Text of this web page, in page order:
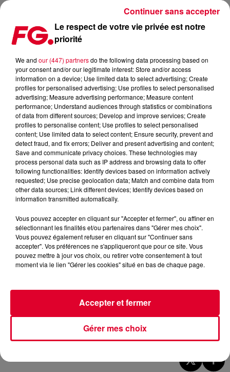
LA MUSIC STORY DU JOUR : CHRIS LAKE
Publié : 17 juillet 2025 à 11h45 par Christophe HUBERT
Le respect de votre vie privée est notre
priorité
We and our (447) partnersdo the following data processing based on
your consent and/or our legitimate interest: Store and/or access
information on a device; Use limited data to select advertising; Create
profiles for personalised advertising; Use profiles to select personalised
advertising; Measure advertising performance; Measure content
performance; Understand audiences through statistics or combinations
of data from different sources; Develop and improve services; Create
profiles to personalise content; Use profiles to select personalised
content; Use limited data to select content; Ensure security, prevent and
detect fraud, and fix errors; Deliver and present advertising and content;
Save and communicate privacy choices. These technologies may
process personal data such as IP address and browsing data to offer
following functionalities: Identify devices based on information actively
requested; Use precise geolocation data; Match and combine data from
other data sources; Link different devices; Identify devices based on
information transmitted automatically.
Vous pouvez accepter en cliquant sur "Accepter et fermer", ou affiner en
sélectionnant les finalités et/ou partenaires dans "Gérer mes choix".
Vous pouvez également refuser en cliquant sur "Continuer sans
accepter". Vos préférences ne s'appliqueront que pour ce site. Vous
pouvez mettre à jour vos choix, ou retirer votre consentement à tout
moment via le lien "Gérer les cookies" situé en bas de chaque page.
Gérer mes choix
Accepter et fermer
Continuer sans accepter